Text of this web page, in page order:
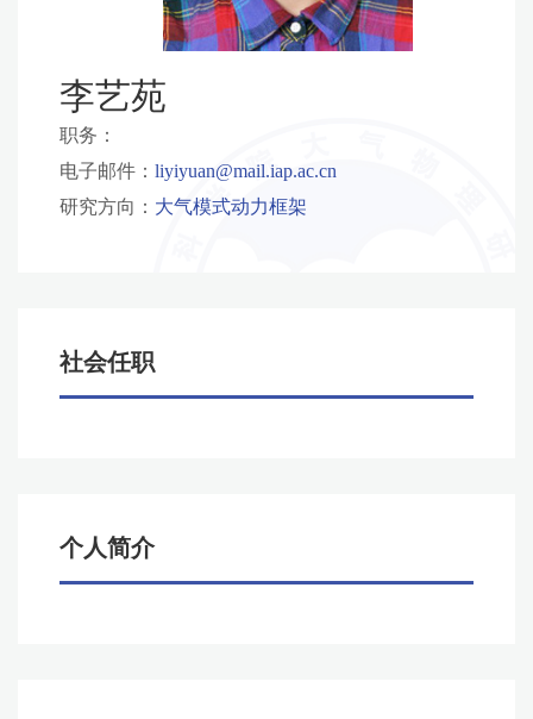
李艺苑
职务：
电子邮件： liyiyuan@mail.iap.ac.cn
研究方向： 大气模式动力框架
社会任职
个人简介